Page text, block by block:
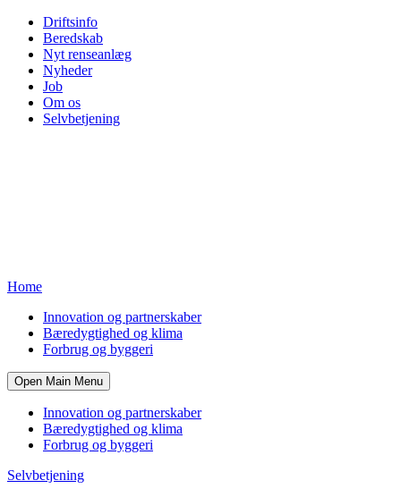
Driftsinfo
Beredskab
Nyt renseanlæg
Nyheder
Job
Om os
Selvbetjening
Home
Innovation og partnerskaber
Bæredygtighed og klima
Forbrug og byggeri
Open Main Menu
Innovation og partnerskaber
Bæredygtighed og klima
Forbrug og byggeri
Selvbetjening